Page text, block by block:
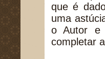
que é
uma
o Autor e
completar